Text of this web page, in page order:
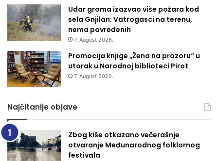
Udar groma izazvao više požara kod
sela Gnjilan: Vatrogasci na terenu,
nema povređenih
7. August 2026.
Promocija knjige „Žena na prozoru“ u
utorak u Narodnoj biblioteci Pirot
7. August 2026.
Najčitanije objave
Zbog kiše otkazano večerašnje
otvaranje Međunarodnog folklornog
festivala